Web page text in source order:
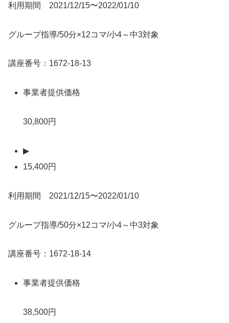
利用期間 2021/12/15〜2022/01/10
グループ指導/50分×12コマ/小4～中3対象
講座番号：1672-18-13
事業者提供価格
30,800円
▶
15,400円
利用期間 2021/12/15〜2022/01/10
グループ指導/50分×12コマ/小4～中3対象
講座番号：1672-18-14
事業者提供価格
38,500円